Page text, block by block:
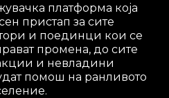
платформа која
пристап за сите
и поединци кои се
промена, до сите
и невладини
помош на ранливото